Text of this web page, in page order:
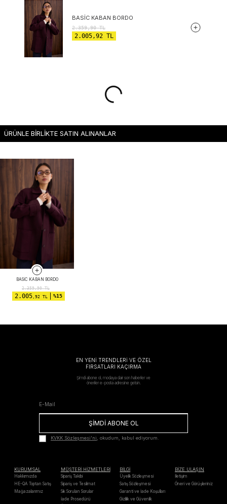
BASIC KABAN BORDO
2.359,90TL
2.005,92 TL
ÜRÜNLE BİRLİKTE SATIN ALINANLAR
BASIC KABAN BORDO
2.359,90TL
2.005,92 TL %15
EN YENİ TRENDLERİ VE ÖZEL
FIRSATLARI KAÇIRMA
Şimdi abone ol, modaya dair son haberler ve
öneriler e-posta adresine gelsin.
ŞİMDİ ABONE OL
KVKK Sözleşmesi'ni, okudum, kabul ediyorum.
KURUMSAL
Hakkımızda
HE-QA Toptan Satış
Mağazalarımız
MÜŞTERİ HİZMETLERİ
Sipariş Takibi
Sipariş ve Teslimat
Sık Sorulan Sorular
İade Prosedürü
BİLGİ
Üyelik Sözleşmesi
Satış Sözleşmesi
Garanti ve İade Koşulları
Gizlilik ve Güvenlik
BİZE ULAŞIN
İletişim
Öneri ve Görüşleriniz